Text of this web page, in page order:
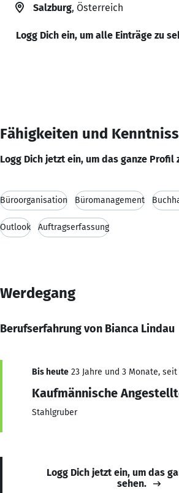
Salzburg, Österreich
Logg Dich ein, um alle Einträge zu
Fähigkeiten und
Logg Dich jetzt ein, um das ganze Profil
Büroorganisation Büromanagement
Outlook Auftragserfassung
Werdegang
Berufserfahrung von Bianca Lindau
Bis heute 23 Jahre und 3 Monate, seit
Kaufmännische
Stahlgruber
Logg Dich jetzt ein, um das
sehen.